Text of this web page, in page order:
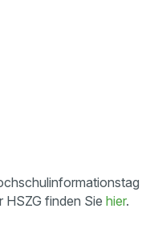
HSZG finden Siehier.